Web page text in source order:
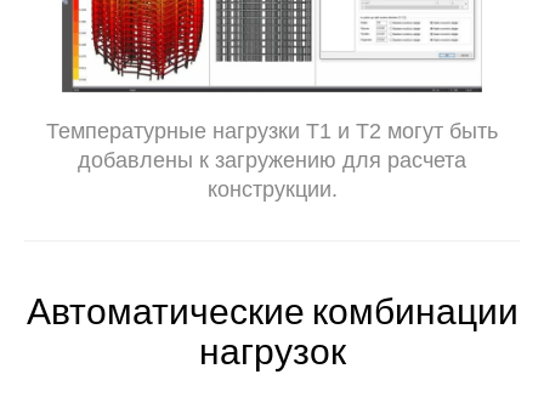
Температурные нагрузки T1 и T2 могут быть
добавлены к загружению для расчета
конструкции.
Автоматические комбинации
нагрузок